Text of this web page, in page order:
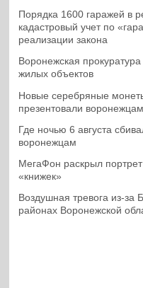
Порядка 1600 гаражей в
кадастровый учет по
реализации закона
Воронежская
жилых объектов
Новые серебряные
презентовали воронежцам
Где ночью 6 августа
воронежцам
МегаФон раскрыл
«книжек»
Воздушная тревога из-за
районах Воронежской